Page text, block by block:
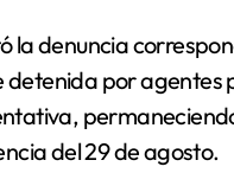
la denuncia
detenida por
del 29 de agosto.